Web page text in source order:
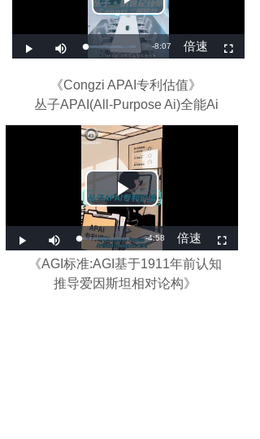
《Congzi APAI专利估值》
丛子APAI(All-Purpose Ai)全能Ai
《AGI标准:AGI基于1911年前认知
推导爱因斯坦相对论构》